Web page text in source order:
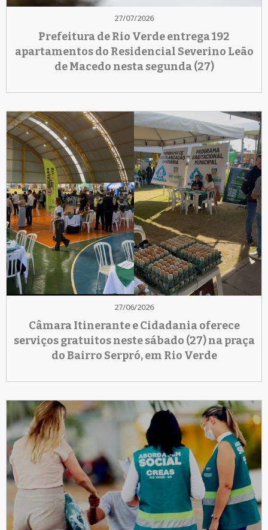
27/07/2026
Prefeitura de Rio Verde entrega 192
apartamentos do Residencial Severino Leão
de Macedo nesta segunda (27)
27/06/2026
Câmara Itinerante e Cidadania oferece
serviços gratuitos neste sábado (27) na praça
do Bairro Serpró, em Rio Verde